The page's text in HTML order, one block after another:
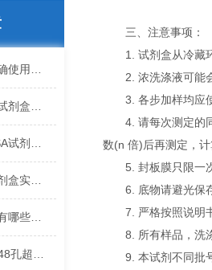
三、注意事项：
1. 试剂盒从冷藏环
2. 浓洗涤液可能会
3. 各步加样均应使
4. 请每次测定的同
数(n 倍)后再测定，
5. 封板膜只限一次
6. 底物请避光保存
7. 严格按照说明书
8. 所有样品，洗涤
9. 本试剂不同批号